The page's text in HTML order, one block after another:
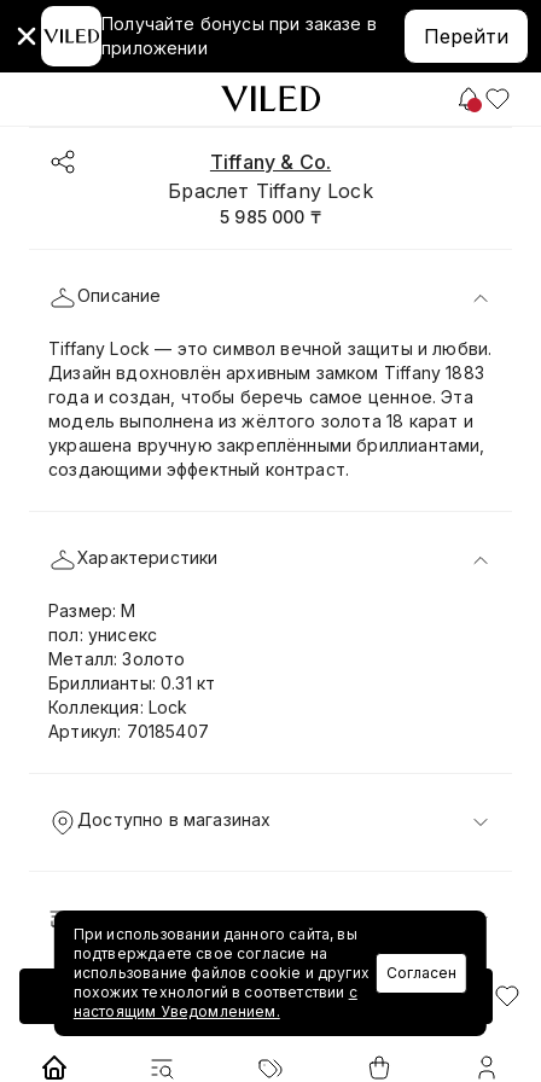
Получайте бонусы при заказе в
приложении
Перейти
Tiffany & Co.
Браслет Tiffany Lock
5 985 000 ₸
Добавить в корзину
Описание
Tiffany Lock — это символ вечной защиты и любви.
Дизайн вдохновлён архивным замком Tiffany 1883
года и создан, чтобы беречь самое ценное. Эта
модель выполнена из жёлтого золота 18 карат и
украшена вручную закреплёнными бриллиантами,
создающими эффектный контраст.
Характеристики
Размер: M
пол: унисекс
Металл: Золото
Бриллианты: 0.31 кт
Коллекция: Lock
Артикул: 70185407
Доступно в магазинах
Доставка и возврат
При использовании данного сайта, вы
подтверждаете свое согласие на
использование файлов cookie и других
похожих технологий в соответствии с
настоящим Уведомлением.
Согласен